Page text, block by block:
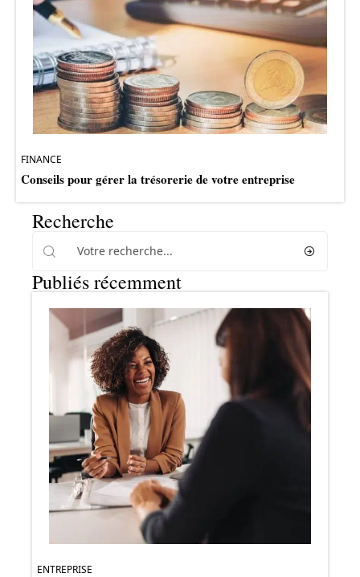
FINANCE
Conseils pour gérer la trésorerie de votre entreprise
Recherche
Publiés récemment
ENTREPRISE